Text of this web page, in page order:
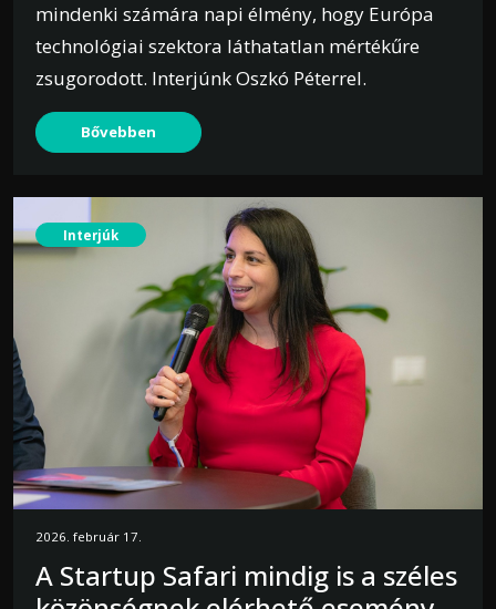
mindenki számára napi élmény, hogy Európa
technológiai szektora láthatatlan mértékűre
zsugorodott. Interjúnk Oszkó Péterrel.
Bővebben
Interjúk
2026. február 17.
A Startup Safari mindig is a széles